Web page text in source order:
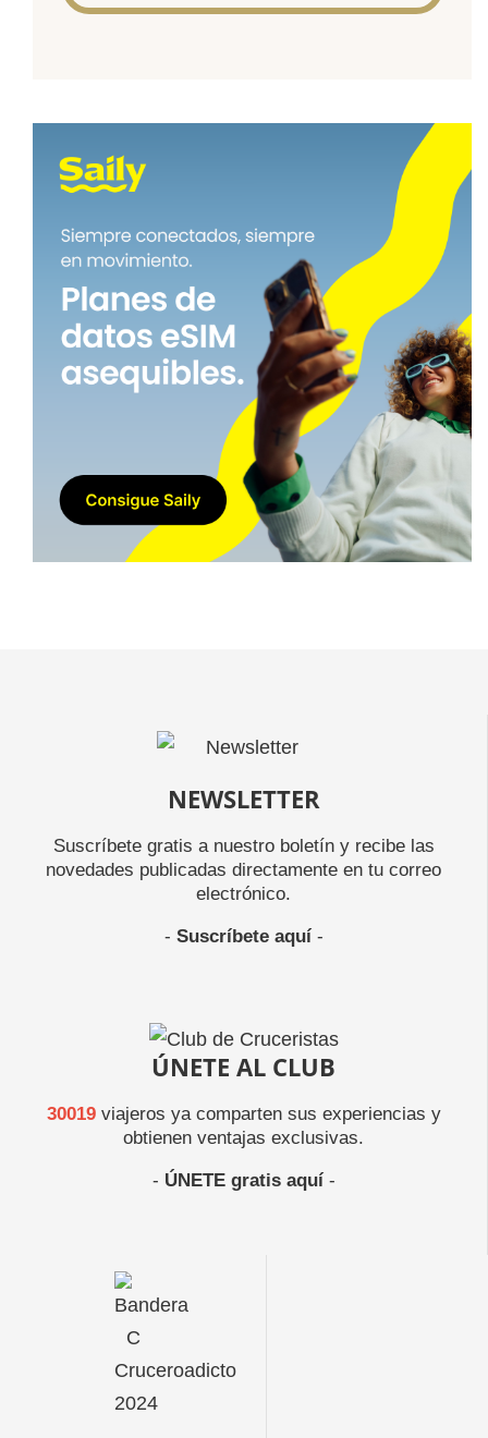
NEWSLETTER
Suscríbete gratis a nuestro boletín y recibe las
novedades publicadas directamente en tu correo
electrónico.
- Suscríbete aquí-
ÚNETE AL CLUB
30019viajeros ya comparten sus experiencias y
obtienen ventajas exclusivas.
- ÚNETE gratis aquí-